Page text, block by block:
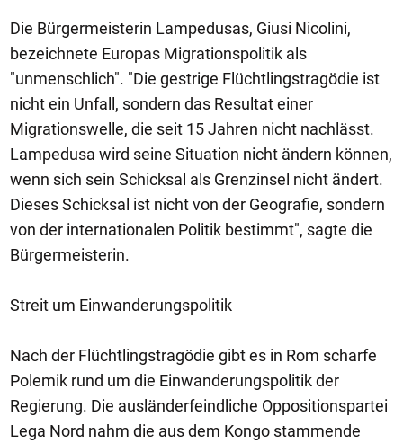
Die Bürgermeisterin Lampedusas, Giusi Nicolini,
bezeichnete Europas Migrationspolitik als
"unmenschlich". "Die gestrige Flüchtlingstragödie ist
nicht ein Unfall, sondern das Resultat einer
Migrationswelle, die seit 15 Jahren nicht nachlässt.
Lampedusa wird seine Situation nicht ändern können,
wenn sich sein Schicksal als Grenzinsel nicht ändert.
Dieses Schicksal ist nicht von der Geografie, sondern
von der internationalen Politik bestimmt", sagte die
Bürgermeisterin.
Streit um Einwanderungspolitik
Nach der Flüchtlingstragödie gibt es in Rom scharfe
Polemik rund um die Einwanderungspolitik der
Regierung. Die ausländerfeindliche Oppositionspartei
Lega Nord nahm die aus dem Kongo stammende